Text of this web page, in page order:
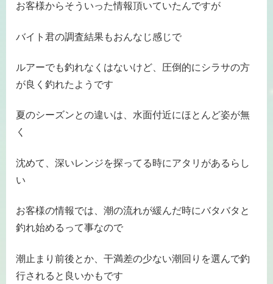
お客様からそういった情報頂いていたんですが
バイト君の調査結果もおんなじ感じで
ルアーでも釣れなくはないけど、圧倒的にシラサの方
が良く釣れたようです
夏のシーズンとの違いは、水面付近にほとんど姿が無
く
沈めて、深いレンジを探ってる時にアタリがあるらし
い
お客様の情報では、潮の流れが緩んだ時にバタバタと
釣れ始めるって事なので
潮止まり前後とか、干満差の少ない潮回りを選んで釣
行されると良いかもです